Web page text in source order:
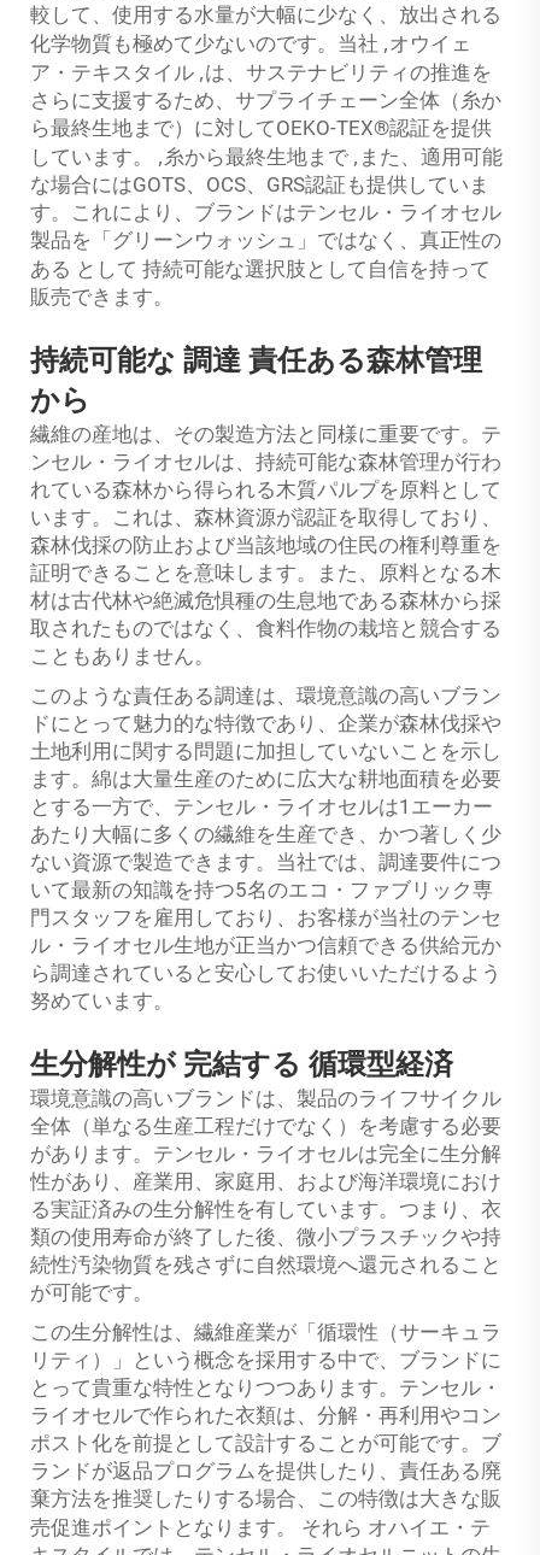
較して、使用する水量が大幅に少なく、放出される
化学物質も極めて少ないのです。当社 ,オウイェ
ア・テキスタイル ,は、サステナビリティの推進を
さらに支援するため、サプライチェーン全体（糸か
ら最終生地まで）に対してOEKO-TEX®認証を提供
しています。 , 糸から最終生地まで , また、適用可能
な場合にはGOTS、OCS、GRS認証も提供していま
す。これにより、ブランドはテンセル・ライオセル
製品を「グリーンウォッシュ」ではなく、真正性の
ある として 持続可能な選択肢として自信を持って
販売できます。
持続可能な 調達責任ある森林管理
から
繊維の産地は、その製造方法と同様に重要です。テ
ンセル・ライオセルは、持続可能な森林管理が行わ
れている森林から得られる木質パルプを原料として
います。これは、森林資源が認証を取得しており、
森林伐採の防止および当該地域の住民の権利尊重を
証明できることを意味します。また、原料となる木
材は古代林や絶滅危惧種の生息地である森林から採
取されたものではなく、食料作物の栽培と競合する
こともありません。
このような責任ある調達は、環境意識の高いブラン
ドにとって魅力的な特徴であり、企業が森林伐採や
土地利用に関する問題に加担していないことを示し
ます。綿は大量生産のために広大な耕地面積を必要
とする一方で、テンセル・ライオセルは1エーカー
あたり大幅に多くの繊維を生産でき、かつ著しく少
ない資源で製造できます。当社では、調達要件につ
いて最新の知識を持つ5名のエコ・ファブリック専
門スタッフを雇用しており、お客様が当社のテンセ
ル・ライオセル生地が正当かつ信頼できる供給元か
ら調達されていると安心してお使いいただけるよう
努めています。
生分解性が 完結する 循環型経済
環境意識の高いブランドは、製品のライフサイクル
全体（単なる生産工程だけでなく）を考慮する必要
があります。テンセル・ライオセルは完全に生分解
性があり、産業用、家庭用、および海洋環境におけ
る実証済みの生分解性を有しています。つまり、衣
類の使用寿命が終了した後、微小プラスチックや持
続性汚染物質を残さずに自然環境へ還元されること
が可能です。
この生分解性は、繊維産業が「循環性（サーキュラ
リティ）」という概念を採用する中で、ブランドに
とって貴重な特性となりつつあります。テンセル・
ライオセルで作られた衣類は、分解・再利用やコン
ポスト化を前提として設計することが可能です。ブ
ランドが返品プログラムを提供したり、責任ある廃
棄方法を推奨したりする場合、この特徴は大きな販
売促進ポイントとなります。 それら オハイエ・テ